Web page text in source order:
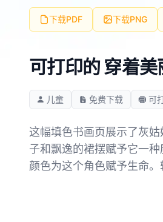
下载PDF 下载PNG
可打印的 穿着
儿童 免费下载 可
这幅填色书画页展示了灰
子和飘逸的裙摆赋予它一
颜色为这个角色赋予生命